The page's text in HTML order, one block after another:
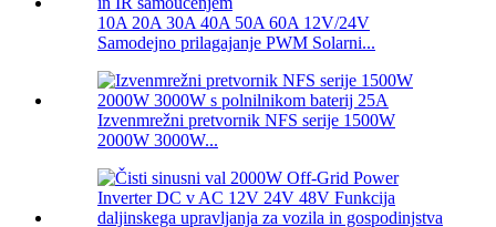
10A 20A 30A 40A 50A 60A 12V/24V
Samodejno prilagajanje PWM Solarni...
Izvenmrežni pretvornik NFS serije 1500W
2000W 3000W...